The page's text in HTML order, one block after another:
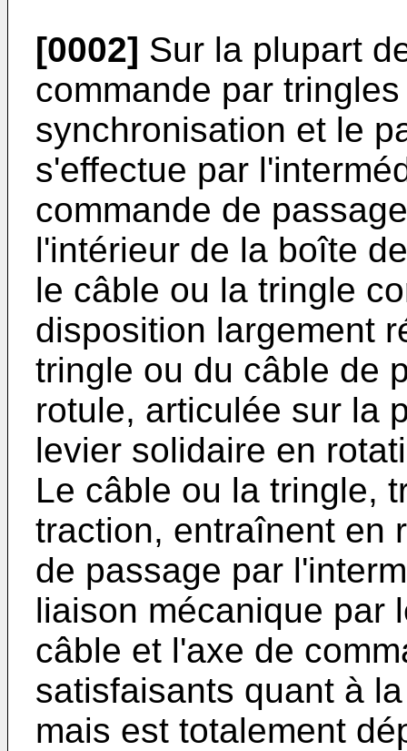
[0002] Sur la plupart
commande par
synchronisation et le
s'effectue par
commande de
l'intérieur de la boîte
le câble ou la tringle
disposition largement
tringle ou du câble de
rotule, articulée sur la
levier solidaire en
Le câble ou la tringle,
traction, entraînent en
de passage par
liaison mécanique par
câble et l'axe de
satisfaisants quant à
mais est totalement